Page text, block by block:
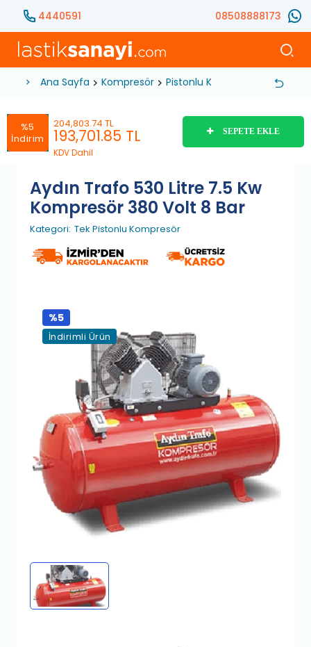
4440591 08508888173
Ana Sayfa Kompresör Pistonlu Kompresör Tek
%5
İndirim
204,803.74 TL
193,701.85 TL
KDV Dahil
SEPETE EKLE
Aydın Trafo 530 Litre 7.5 Kw
Kompresör 380 Volt 8 Bar
Kategori: Tek Pistonlu Kompresör
%5
İndirimli Ürün